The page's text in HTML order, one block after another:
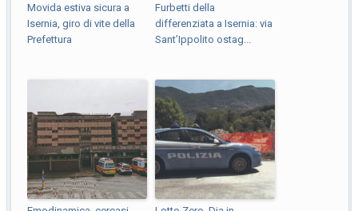
Movida estiva sicura a
Isernia, giro di vite della
Prefettura
Furbetti della
differenziata a Isernia: via
Sant’Ippolito ostag...